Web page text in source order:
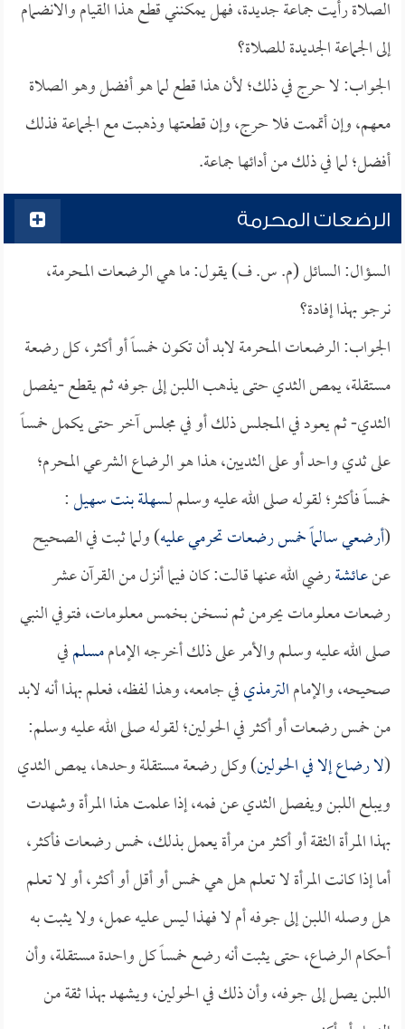
الصلاة رأيت جماعة جديدة، فهل يمكنني قطع هذا القيام والانضمام
إلى الجماعة الجديدة للصلاة؟
الجواب: لا حرج في ذلك؛ لأن هذا قطع لما هو أفضل وهو الصلاة
معهم، وإن أتممت فلا حرج، وإن قطعتها وذهبت مع الجماعة فذلك
أفضل؛ لما في ذلك من أدائها جماعة.
الرضعات المحرمة
السؤال: السائل (م. س. ف) يقول: ما هي الرضعات المحرمة،
نرجو بهذا إفادة؟
الجواب: الرضعات المحرمة لابد أن تكون خمساً أو أكثر، كل رضعة
مستقلة، يمص الثدي حتى يذهب اللبن إلى جوفه ثم يقطع -يفصل
الثدي- ثم يعود في المجلس ذلك أو في مجلس آخر حتى يكمل خمساً
على ثدي واحد أو على الثديين، هذا هو الرضاع الشرعي المحرم؛
خمساً فأكثر؛ لقوله صلى الله عليه وسلم لـسهلة بنت سهيل:
(أرضعيسالماًخمس رضعات تحرمي عليه) ولما ثبت في الصحيح
عنعائشةرضي الله عنها قالت: كان فيما أنزل من القرآن عشر
رضعات معلومات يحرمن ثم نسخن بخمس معلومات، فتوفي النبي
صلى الله عليه وسلم والأمر على ذلك أخرجه الإماممسلمفي
صحيحه، والإمامالترمذيفي جامعه، وهذا لفظه، فعلم بهذا أنه لابد
من خمس رضعات أو أكثر في الحولين؛ لقوله صلى الله عليه وسلم:
(لا رضاع إلا في الحولين) وكل رضعة مستقلة وحدها، يمص الثدي
ويبلع اللبن ويفصل الثدي عن فمه، إذا علمت هذا المرأة وشهدت
بهذا المرأة الثقة أو أكثر من مرأة يعمل بذلك، خمس رضعات فأكثر،
أما إذا كانت المرأة لا تعلم هل هي خمس أو أقل أو أكثر، أو لا تعلم
هل وصله اللبن إلى جوفه أم لا فهذا ليس عليه عمل، ولا يثبت به
أحكام الرضاع، حتى يثبت أنه رضع خمساً كل واحدة مستقلة، وأن
اللبن يصل إلى جوفه، وأن ذلك في الحولين، ويشهد بهذا ثقة من